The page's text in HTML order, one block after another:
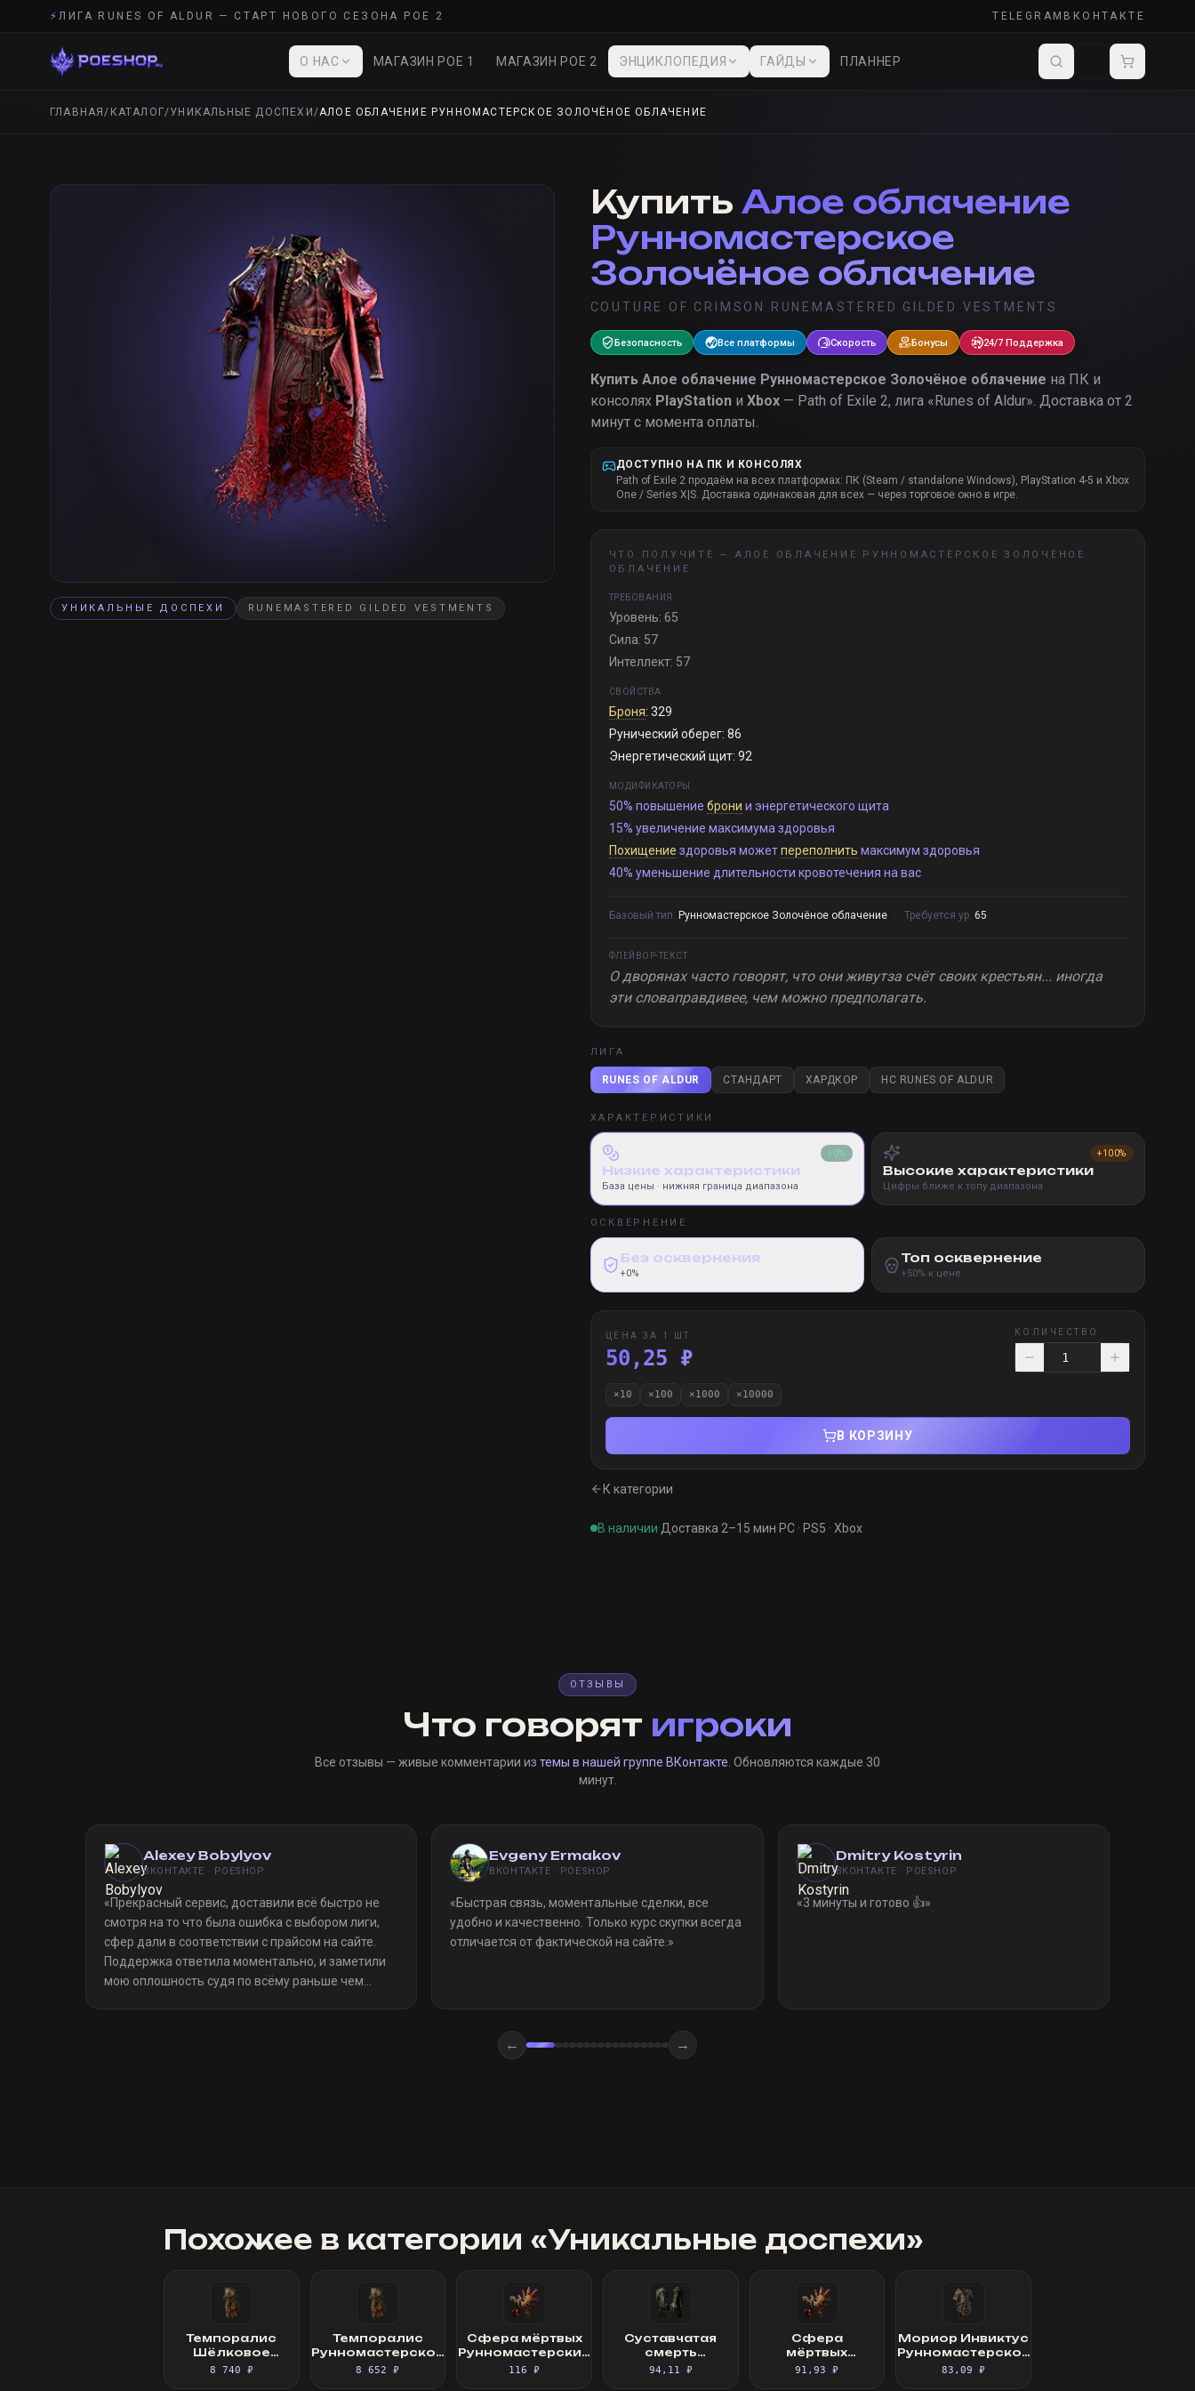
⚡ЛИГА RUNES OF ALDUR — СТАРТ НОВОГО СЕЗОНА POE 2 TELEGRAM ВКОНТАКТЕ
О НАС МАГАЗИН POE 1 МАГАЗИН POE 2 ЭНЦИКЛОПЕДИЯ ГАЙДЫ ПЛАННЕР
ГЛАВНАЯ/ КАТАЛОГ/УНИКАЛЬНЫЕ ДОСПЕХИ /АЛОЕ ОБЛАЧЕНИЕ РУННОМАСТЕРСКОЕ ЗОЛОЧЁНОЕ ОБЛАЧЕНИЕ
УНИКАЛЬНЫЕ ДОСПЕХИ RUNEMASTERED GILDED VESTMENTS
Купить Алое облачение
Рунномастерское
Золочёное облачение
COUTURE OF CRIMSON RUNEMASTERED GILDED VESTMENTS
Безопасность Все платформы Скорость Бонусы 24/7 Поддержка
Купить Алое облачение Рунномастерское Золочёное облачение на ПК и
консолях PlayStationи Xbox— Path of Exile 2, лига «Runes of Aldur». Доставка от 2
минут с момента оплаты.
ДОСТУПНО НА ПК И КОНСОЛЯХ
Path of Exile 2 продаём на всех платформах: ПК (Steam / standalone Windows), PlayStation 4-5 и Xbox
One / Series X|S. Доставка одинаковая для всех — через торговое окно в игре.
ЧТО ПОЛУЧИТЕ — АЛОЕ ОБЛАЧЕНИЕ РУННОМАСТЕРСКОЕ ЗОЛОЧЁНОЕ
ОБЛАЧЕНИЕ
ТРЕБОВАНИЯ
Уровень: 65
Сила: 57
Интеллект: 57
СВОЙСТВА
Броня: 329
Рунический оберег: 86
Энергетический щит: 92
МОДИФИКАТОРЫ
50% повышение брони и энергетического щита
15% увеличение максимума здоровья
Похищение здоровья можетпереполнить максимум здоровья
40% уменьшение длительности кровотечения на вас
Базовый тип: Рунномастерское Золочёное облачение · Требуется ур. 65
ФЛЕЙВОР-ТЕКСТ
О дворянах часто говорят, что они живутза счёт своих крестьян... иногда
эти словаправдивее, чем можно предполагать.
ЛИГА
RUNES OF ALDUR СТАНДАРТ ХАРДКОР HC RUNES OF ALDUR
ХАРАКТЕРИСТИКИ
+0%
Низкие характеристики
База цены · нижняя граница диапазона
+100%
Высокие характеристики
Цифры ближе к топу диапазона
ОСКВЕРНЕНИЕ
Без осквернения
+0%
Топ осквернение
+50% к цене
ЦЕНА ЗА 1 ШТ
50,25 ₽
КОЛИЧЕСТВО
×10 ×100 ×1000 ×10000
В КОРЗИНУ
К категории
В наличии·Доставка 2–15 мин·PC · PS5 · Xbox
ОТЗЫВЫ
Что говорят игроки
Все отзывы — живые комментарии из темы в нашей группе ВКонтакте . Обновляются каждые 30
минут.
Alexey Bobylyov
ВКОНТАКТЕ · POESHOP
«Прекрасный сервис, доставили всё быстро не
смотря на то что была ошибка с выбором лиги,
сфер дали в соответствии с прайсом на сайте.
Поддержка ответила моментально, и заметили
мою оплошность судя по всёму раньше чем
Evgeny Ermakov
ВКОНТАКТЕ · POESHOP
«Быстрая связь, моментальные сделки, все
удобно и качественно. Только курс скупки всегда
отличается от фактической на сайте. »
Dmitry Kostyrin
ВКОНТАКТЕ · POESHOP
«3 минуты и готово 👍»
← →
Похожее в категории «Уникальные доспехи»
Темпоралис
Шёлковое
платье
8 740 ₽
Темпоралис
Рунномастерское
Шёлковое платье
8 652 ₽
Сфера мёртвых
Рунномастерский
Священный
116 ₽
Суставчатая
смерть
Изысканные
94,11 ₽
Сфера
мёртвых
Священный
91,93 ₽
Мориор Инвиктус
Рунномастерское
Великолепное
83,09 ₽